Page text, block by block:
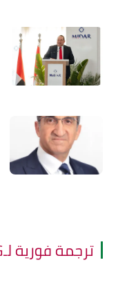
ترجمة فورية لـThe Leaders- EG